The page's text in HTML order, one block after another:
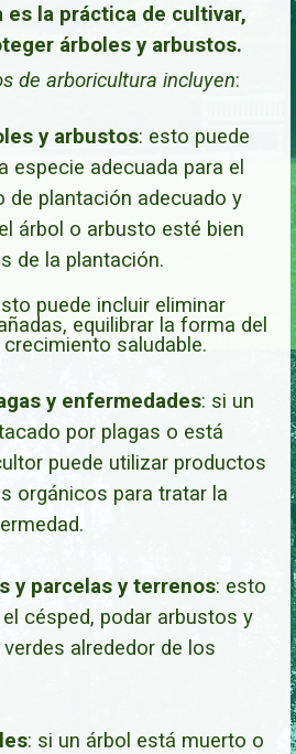
es la práctica de cultivar,
árboles y arbustos.
de arboricultura incluyen:
y arbustos: esto puede
especie adecuada para el
de plantación adecuado y
árbol o arbusto esté bien
de la plantación.
puede incluir eliminar
equilibrar la forma del
saludable.
y enfermedades: si un
por plagas o está
puede utilizar productos
orgánicos para tratar la
y parcelas y terrenos: esto
césped, podar arbustos y
alrededor de los
: si un árbol está muerto o